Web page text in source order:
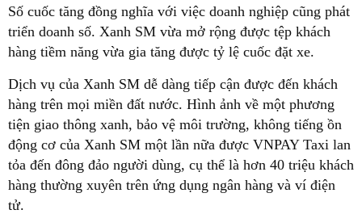
Số cuốc tăng đồng nghĩa với việc doanh nghiệp cũng phát
triển doanh số. Xanh SM vừa mở rộng được tệp khách
hàng tiềm năng vừa gia tăng được tỷ lệ cuốc đặt xe.
Dịch vụ của Xanh SM dễ dàng tiếp cận được đến khách
hàng trên mọi miền đất nước. Hình ảnh về một phương
tiện giao thông xanh, bảo vệ môi trường, không tiếng ồn
động cơ của Xanh SM một lần nữa được VNPAY Taxi lan
tỏa đến đông đảo người dùng, cụ thể là hơn 40 triệu khách
hàng thường xuyên trên ứng dụng ngân hàng và ví điện
tử.